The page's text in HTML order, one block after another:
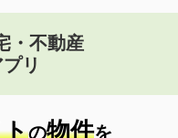
南風原町字照屋
・不動産
リ
の物件を